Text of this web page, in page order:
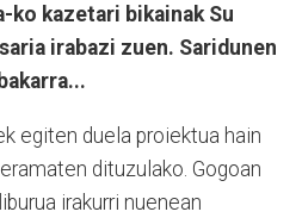
ko kazetari bikainak Su
irabazi zuen. Saridunen
egiten duela proiektua hain
dituzulako. Gogoan
irakurri nuenean